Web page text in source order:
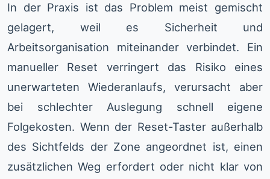
In der Praxis ist das Problem meist gemischt
gelagert, weil es Sicherheit und
Arbeitsorganisation miteinander verbindet. Ein
manueller Reset verringert das Risiko eines
unerwarteten Wiederanlaufs, verursacht aber
bei schlechter Auslegung schnell eigene
Folgekosten. Wenn der Reset-Taster außerhalb
des Sichtfelds der Zone angeordnet ist, einen
zusätzlichen Weg erfordert oder nicht klar von